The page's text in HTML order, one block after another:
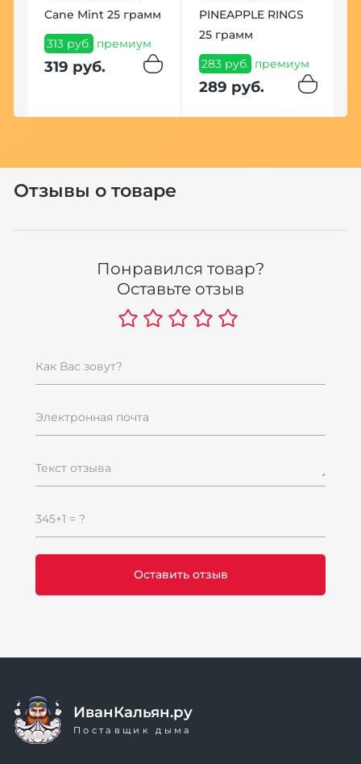
Cane Mint 25 грамм
313 руб. премиум
319 руб.
PINEAPPLE RINGS
25 грамм
283 руб. премиум
289 руб.
Отзывы о товаре
Понравился товар?
Оставьте отзыв
Как Вас зовут?
Электронная почта
Текст отзыва
345+1 = ?
ИванКальян.ру
Поставщик дыма